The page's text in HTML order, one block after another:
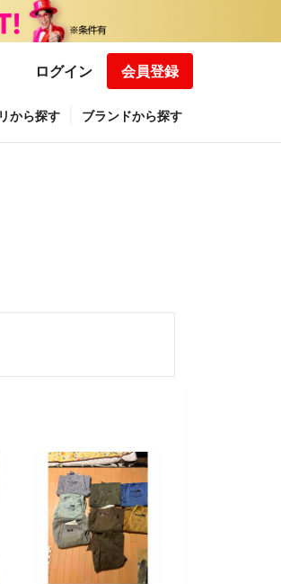
ログイン 会員登録
から探す ブランドから探す